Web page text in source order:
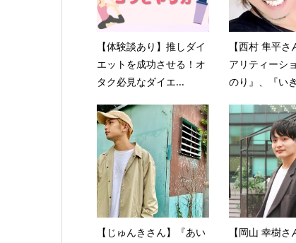
【体験談あり】推しダイ
エットを成功させる！オ
タク必見なダイエ...
【西村 隼平さ
アリティーシ
のり』、『い
【じゅんきさん】『あい
【岡山 幸樹